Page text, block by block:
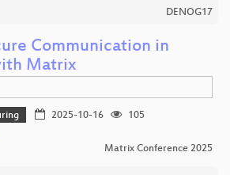
DENOG17
Communication in
Matrix
2025-10-16
105
Matrix Conference 2025